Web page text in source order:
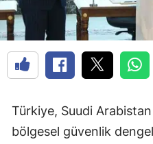
Türkiye, Suudi
bölgesel güvenlik